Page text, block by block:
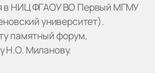
в НИЦ ФГАОУ ВО Первый МГМУ
университет).
памятный форум,
Н.О. Миланову.